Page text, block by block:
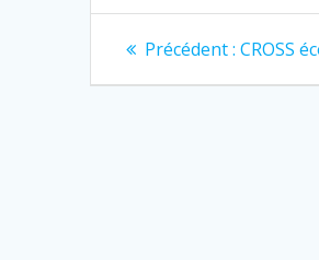
Précédent : CROSS